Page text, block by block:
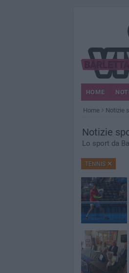
HOME
Home Notizie
Notizie
Lo sport da
TENNIS